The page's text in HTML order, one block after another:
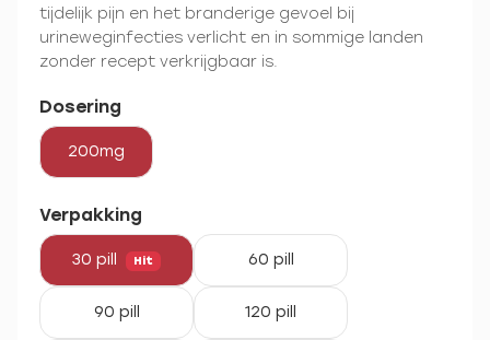
tijdelijk pijn en het branderige gevoel bij
urineweginfecties verlicht en in sommige landen
zonder recept verkrijgbaar is.
Dosering
200mg
Verpakking
30 pill Hit 60 pill
90 pill 120 pill